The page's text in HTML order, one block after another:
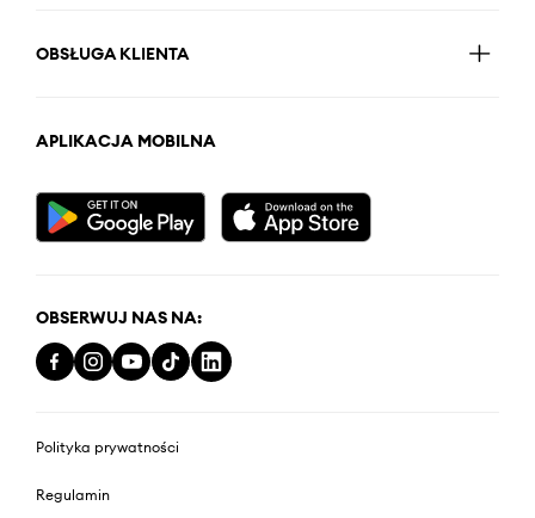
OBSŁUGA KLIENTA
APLIKACJA MOBILNA
OBSERWUJ NAS NA:
Polityka prywatności
Regulamin